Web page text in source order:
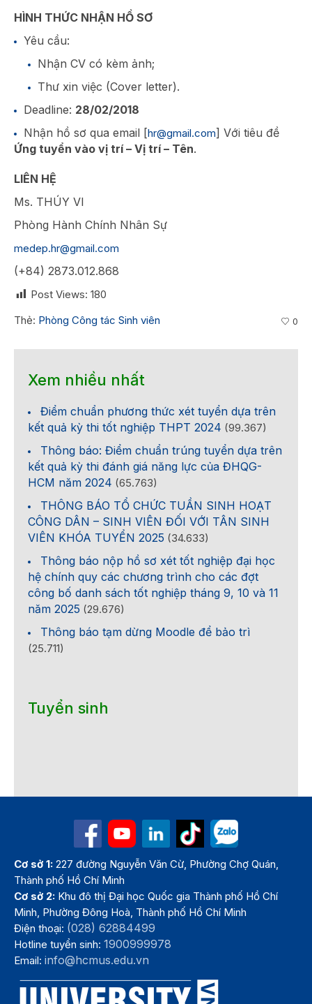
HÌNH THỨC NHẬN HỒ SƠ
Yêu cầu:
Nhận CV có kèm ảnh;
Thư xin việc (Cover letter).
Deadline: 28/02/2018
Nhận hồ sơ qua email [hr@gmail.com] Với tiêu đề
Ứng tuyển vào vị trí – Vị trí – Tên.
LIÊN HỆ
Ms. THÚY VI
Phòng Hành Chính Nhân Sự
medep.hr@gmail.com
(+84) 2873.012.868
Post Views: 180
Thẻ: Phòng Công tác Sinh viên 0
Xem nhiều nhất
Điểm chuẩn phương thức xét tuyển dựa trên
kết quả kỳ thi tốt nghiệp THPT 2024 (99.367)
Thông báo: Điểm chuẩn trúng tuyển dựa trên
kết quả kỳ thi đánh giá năng lực của ĐHQG-
HCM năm 2024 (65.763)
THÔNG BÁO TỔ CHỨC TUẦN SINH HOẠT
CÔNG DÂN – SINH VIÊN ĐỐI VỚI TÂN SINH
VIÊN KHÓA TUYỂN 2025 (34.633)
Thông báo nộp hồ sơ xét tốt nghiệp đại học
hệ chính quy các chương trình cho các đợt
công bố danh sách tốt nghiệp tháng 9, 10 và 11
năm 2025 (29.676)
Thông báo tạm dừng Moodle để bảo trì
(25.711)
Tuyển sinh
Cơ sở 1: 227 đường Nguyễn Văn Cừ, Phường Chợ Quán,
Thành phố Hồ Chí Minh
Cơ sở 2: Khu đô thị Đại học Quốc gia Thành phố Hồ Chí
Minh, Phường Đông Hoà, Thành phố Hồ Chí Minh
Điện thoại: (028) 62884499
Hotline tuyển sinh:1900999978
Email:info@hcmus.edu.vn